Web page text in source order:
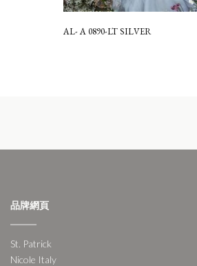
AL- A 0890-LT SILVER
品牌網頁
St. Patrick
Nicole Italy